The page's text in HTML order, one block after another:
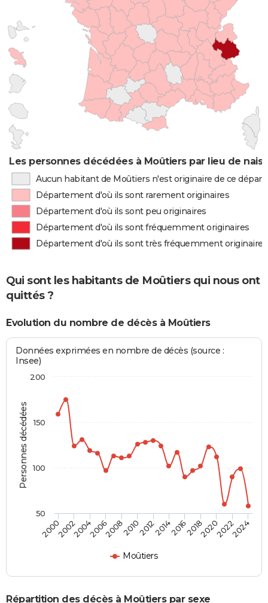
Les personnes décédées à Moûtiers par lieu de
Aucun habitant de Moûtiers n'est originaire de ce
Département d'où ils sont rarement originaires
Département d'où ils sont peu originaires
Département d'où ils sont fréquemment originaires
Département d'où ils sont très fréquemment originaires
Qui sont les habitants de Moûtiers qui nous ont
quittés ?
Evolution du nombre de décès à Moûtiers
Personnes décédées
Données exprimées en nombre de décès (source :
Insee)
Moûtiers
2000200220042006200820102012201420162018202020222024
50
100
150
200
Répartition des décès à Moûtiers par sexe